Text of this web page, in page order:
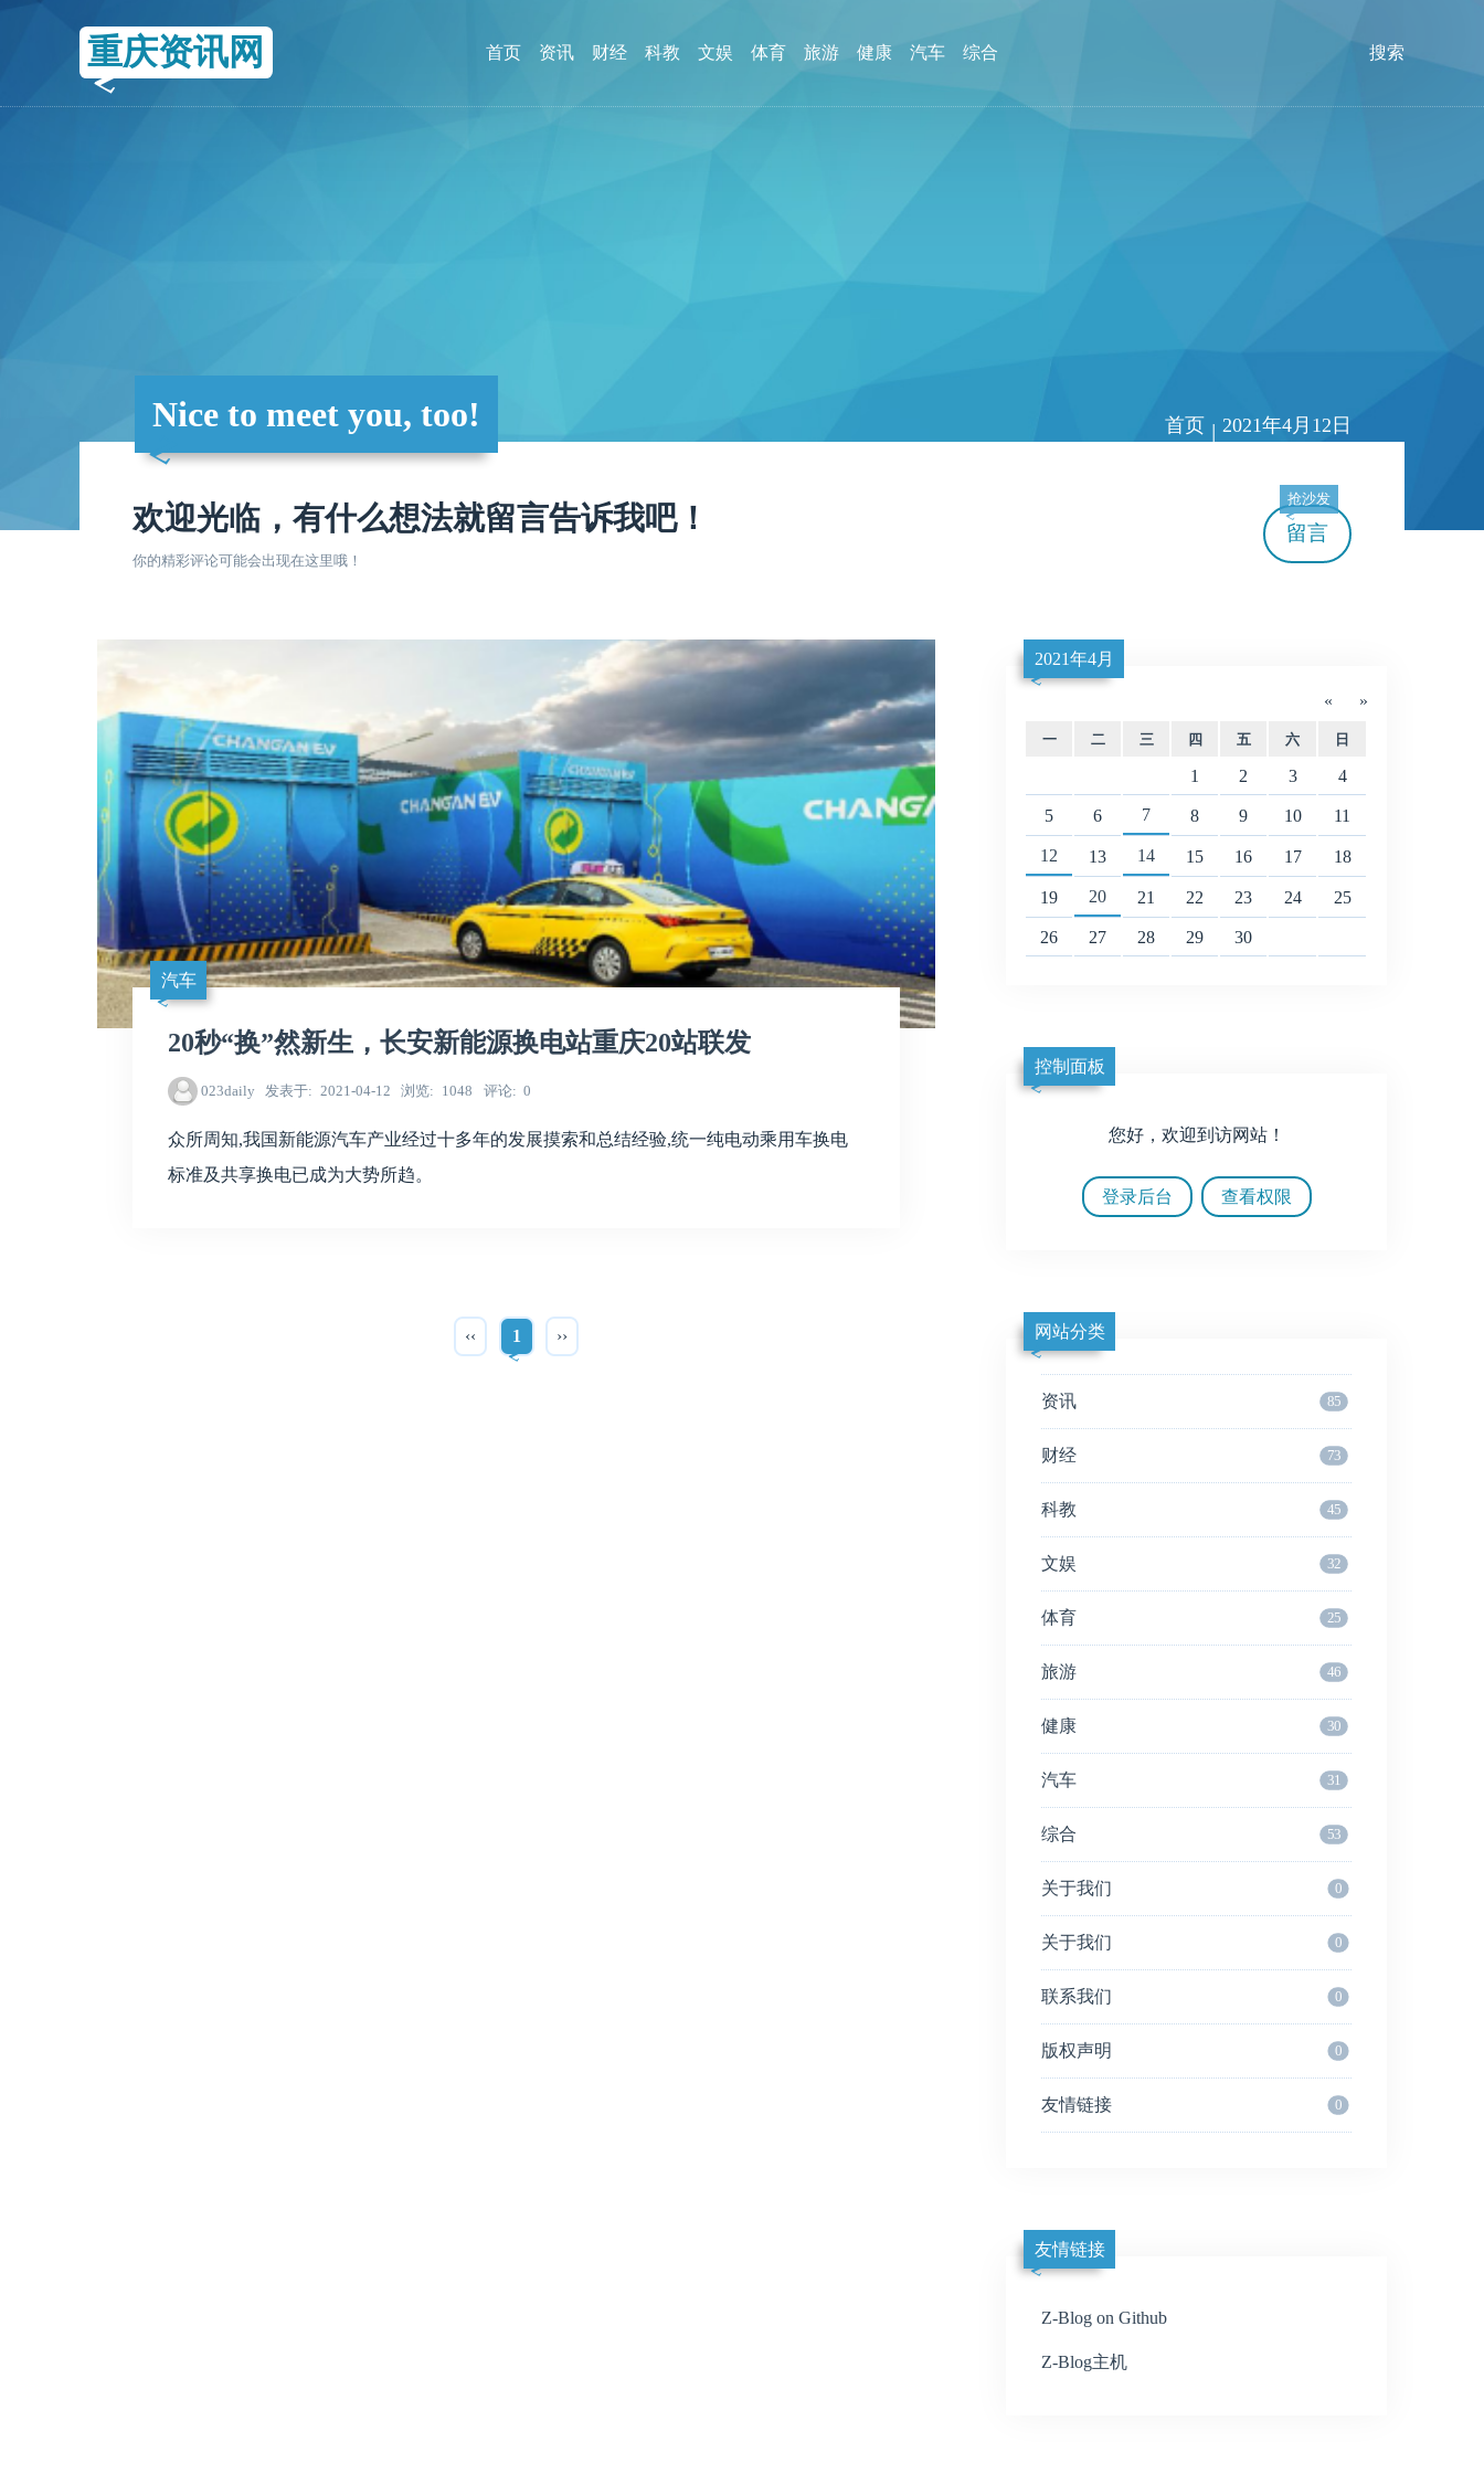
重庆资讯网 首页 资讯 财经 科教 文娱 体育 旅游 健康 汽车 综合 搜索
Nice to meet you, too! 首页 | 2021年4月12日
欢迎光临，有什么想法就留言告诉我吧！
你的精彩评论可能会出现在这里哦！
留言
抢沙发
汽车
20秒“换”然新生，长安新能源换电站重庆20站联发
023daily 发表于 2021-04-12 浏览 1048 评论 0
众所周知,我国新能源汽车产业经过十多年的发展摸索和总结经验,统一纯电动乘用车换电
标准及共享换电已成为大势所趋。
‹‹ 1 ››
«
2021年4月
»
一 二 三 四 五 六 日
1 2 3 4
5 6 7 8 9 10 11
12 13 14 15 16 17 18
19 20 21 22 23 24 25
26 27 28 29 30
控制面板
您好，欢迎到访网站！
登录后台 查看权限
网站分类
资讯 85
财经 73
科教 45
文娱 32
体育 25
旅游 46
健康 30
汽车 31
综合 53
关于我们 0
关于我们 0
联系我们 0
版权声明 0
友情链接 0
友情链接
Z-Blog on Github
Z-Blog主机